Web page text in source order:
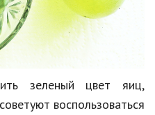
зеленый цвет яиц,
воспользоваться